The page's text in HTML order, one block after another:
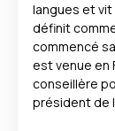
langues et vit
définit
commencé
est venue en
conseillère
président de